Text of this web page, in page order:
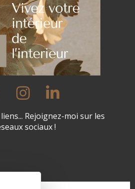
Rejoignez-moi sur les
sociaux !